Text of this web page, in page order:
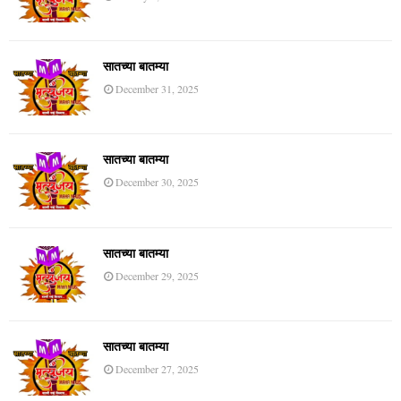
सातच्या बातम्या
December 31, 2025
सातच्या बातम्या
December 30, 2025
सातच्या बातम्या
December 29, 2025
सातच्या बातम्या
December 27, 2025